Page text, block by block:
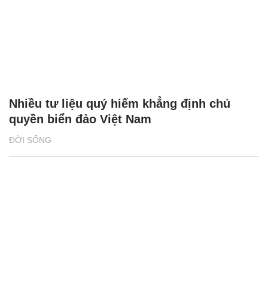
ĐỜI SỐNG
Nhiều tư liệu quý hiếm khẳng định chủ
quyền biển đảo Việt Nam